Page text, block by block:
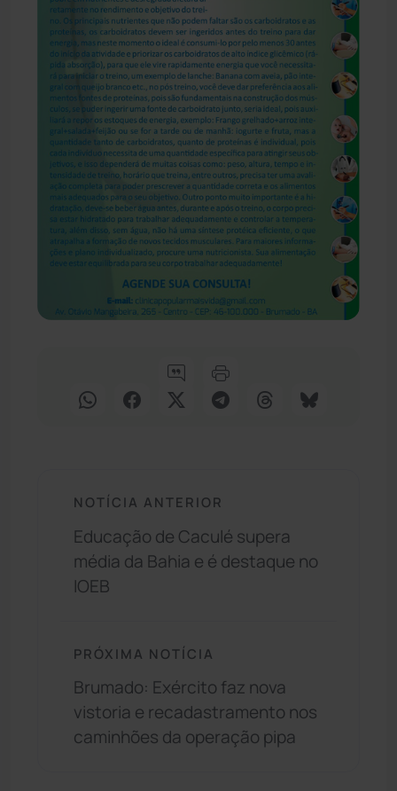
NOTÍCIA ANTERIOR
Educação de Caculé supera
média da Bahia e é destaque no
IOEB
PRÓXIMA NOTÍCIA
Brumado: Exército faz nova
vistoria e recadastramento nos
caminhões da operação pipa